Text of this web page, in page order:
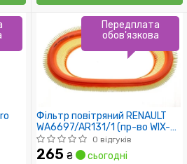
Фільтр повітряний RENAULT
WA6697/AR131/1 (пр-во WIX-
Filtron UA)
0 відгуків
265 ₴ сьогодні
Передплата
обов'язкова